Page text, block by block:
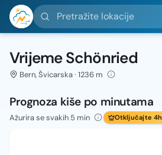
Pretražite lokacije
Vrijeme Schönried
Bern, Švicarska · 1236 m
Prognoza kiše po minutama
Ažurira se svakih 5 min Otključajte 4h